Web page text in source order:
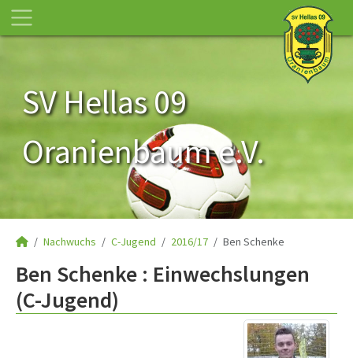
SV Hellas 09
Oranienbaum e.V.
Nachwuchs C-Jugend 2016/17 Ben Schenke
Ben Schenke : Einwechslungen
(C-Jugend)